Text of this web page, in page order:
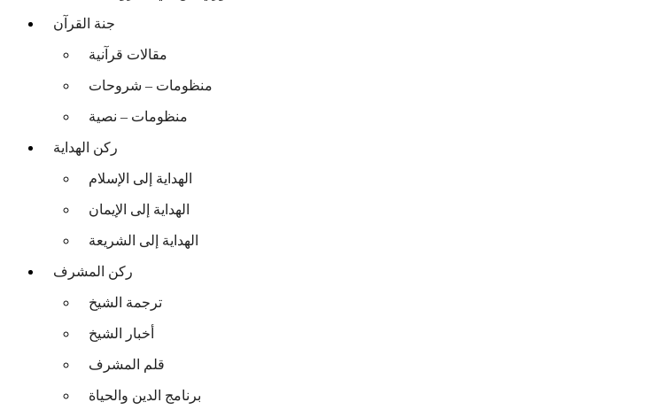
جنة القرآن
مقالات قرآنية
منظومات – شروحات
منظومات – نصية
ركن الهداية
الهداية إلى الإسلام
الهداية إلى الإيمان
الهداية إلى الشريعة
ركن المشرف
ترجمة الشيخ
أخبار الشيخ
قلم المشرف
برنامج الدين والحياة